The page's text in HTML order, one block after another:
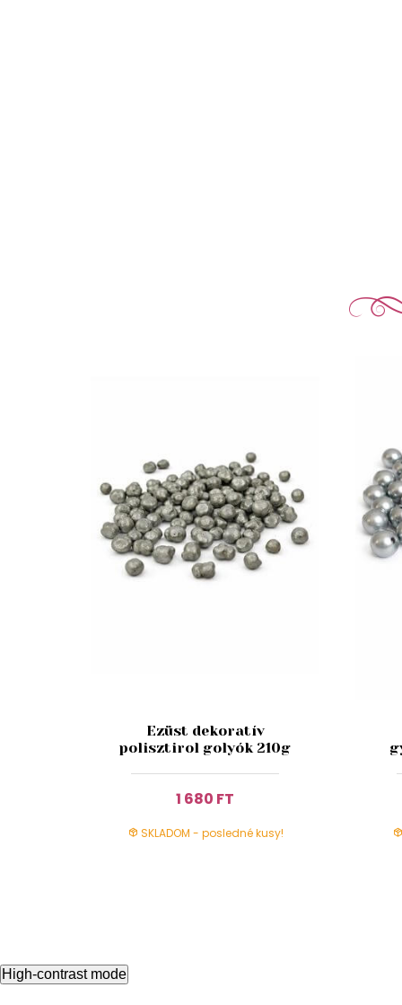
Ezüst dekoratív
polisztirol golyók 210g
1 680 FT
SKLADOM - posledné kusy!
High-contrast mode